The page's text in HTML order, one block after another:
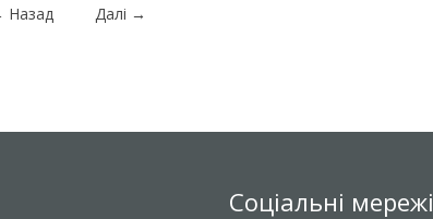
Назад Далі →
Соціальні мережі